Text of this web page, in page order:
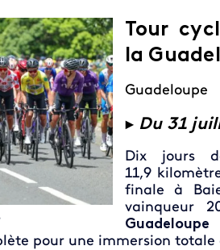
Tour
la
Guadeloupe
► Du 31
Dix jours
11,9
finale à
vainqueur
pour une immersion